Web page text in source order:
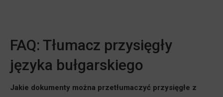
FAQ: Tłumacz przysięgły
języka bułgarskiego
Jakie dokumenty można przetłumaczyć przysięgłe z